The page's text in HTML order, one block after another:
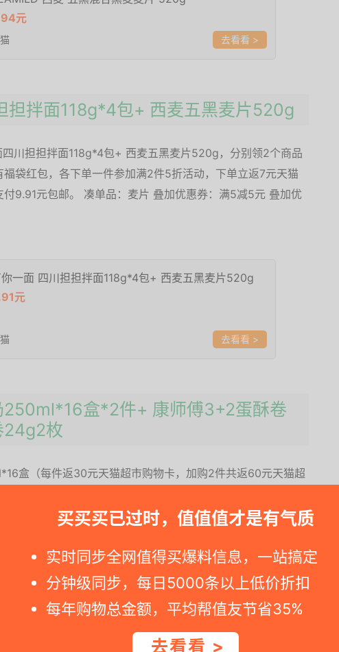
买买买已过时，值值值才是有气质
实时同步全网值得买爆料信息，一站搞定
分钟级同步，每日5000条以上低价折扣
每年购物总金额，平均帮值友节省35%
去看看 >
元
>
担拌面118g*4包+ 西麦五黑麦片520g
川担担拌面118g*4包+ 西麦五黑麦片520g，分别领2个商品
袋红包，各下单一件参加满2件5折活动，下单立返7元天猫
9.91元包邮。 凑单品：麦片 叠加优惠券：满5减5元 叠加优
一面 四川担担拌面118g*4包+ 西麦五黑麦片520g
元
>
250ml*16盒*2件+ 康师傅3+2蛋酥卷
枚
盒（每件返30元天猫超市购物卡，加购2件共返60元天猫超
元（若凑单没货，可选择一件试用或翻牌，各加购1件参加
10优惠券，叠加88会员+福袋实际支付54.94元包邮，牛
品0.41/件（福袋红包变大技巧：当你打开该商品的时候，抽
超市店铺首页-精品推荐-往下拉找到图中的：天天抽福袋，单
来的随机红包就变5了。）